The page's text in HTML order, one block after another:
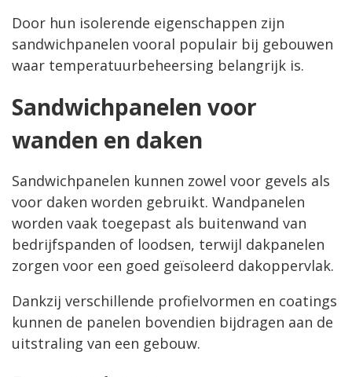
Door hun isolerende eigenschappen zijn
sandwichpanelen vooral populair bij gebouwen
waar temperatuurbeheersing belangrijk is.
Sandwichpanelen voor
wanden en daken
Sandwichpanelen kunnen zowel voor gevels als
voor daken worden gebruikt. Wandpanelen
worden vaak toegepast als buitenwand van
bedrijfspanden of loodsen, terwijl dakpanelen
zorgen voor een goed geïsoleerd dakoppervlak.
Dankzij verschillende profielvormen en coatings
kunnen de panelen bovendien bijdragen aan de
uitstraling van een gebouw.